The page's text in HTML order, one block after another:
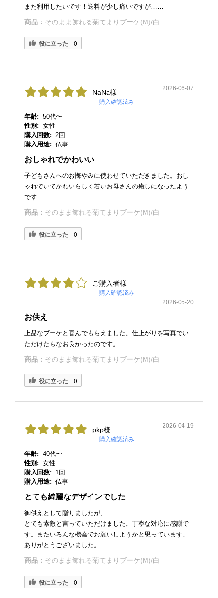
また利用したいです！送料が少し痛いですが……
商品： そのまま飾れる菊てまりブーケ(M)/白
役に立った 0
NaNa様
購入確認済み
2026-06-07
年齢: 50代〜
性別: 女性
購入回数: 2回
購入用途: 仏事
おしゃれでかわいい
子どもさんへのお悔やみに使わせていただきました。おし
ゃれでいてかわいらしく若いお母さんの癒しになったよう
です
商品： そのまま飾れる菊てまりブーケ(M)/白
役に立った 0
ご購入者様
購入確認済み
2026-05-20
お供え
上品なブーケと喜んでもらえました。仕上がりを写真でい
ただけたらなお良かったのです。
商品： そのまま飾れる菊てまりブーケ(M)/白
役に立った 0
pkp様
購入確認済み
2026-04-19
年齢: 40代〜
性別: 女性
購入回数:
1回
購入用途: 仏事
とても綺麗なデザインでした
御供えとして贈りましたが、
とても素敵と言っていただけました。丁寧な対応に感謝で
す。またいろんな機会でお願いしようかと思っています。
ありがとうございました。
商品： そのまま飾れる菊てまりブーケ(M)/白
役に立った 0